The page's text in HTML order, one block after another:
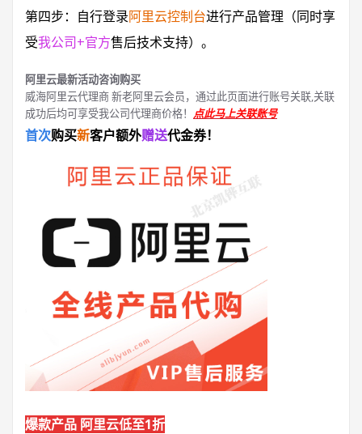
第四步：自行登录阿里云控制台进行产品管理（同时享
受我公司+官方售后技术支持）。
阿里云最新活动咨询购买
威海阿里云代理商 新老阿里云会员，通过此页面进行账号关联,关联
成功后均可享受我公司代理商价格！ 点此马上关联账号
首次购买新客户额外赠送代金券！
爆款产品 阿里云低至1折